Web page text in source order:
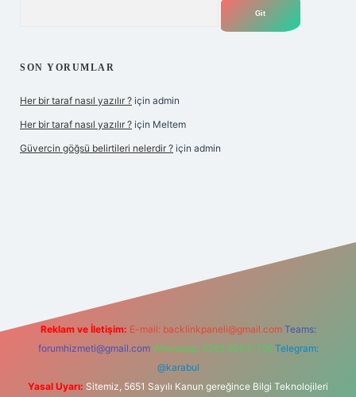
SON YORUMLAR
Her bir taraf nasıl yazılır ? için admin
Her bir taraf nasıl yazılır ? için Meltem
Güvercin göğsü belirtileri nelerdir ? için admin
Reklam ve İletişim: E-mail: backlinkpaneli@gmail.com Teams:
forumhizmeti@gmail.com Whatsapp: 0262 606 0 726 Telegram:
@karabul
Yasal Uyarı: Sitemiz, 5651 Sayılı Kanun gereğince Bilgi Teknolojileri